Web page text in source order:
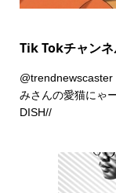
Tik Tokチャン
@trendnewscaster
みさんの愛猫に
DISH//